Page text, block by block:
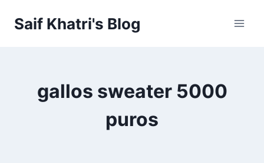
Saif Khatri's Blog
gallos sweater 5000
puros